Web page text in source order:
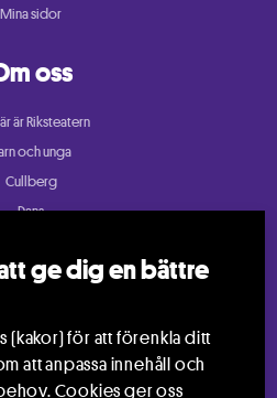
ge dig en bättre
(kakor) för att förenkla ditt
att anpassa innehåll och
Cookies ger oss
Mina sidor
oss
är Riksteatern
och unga
Cullberg
Dans
Crea
Teater